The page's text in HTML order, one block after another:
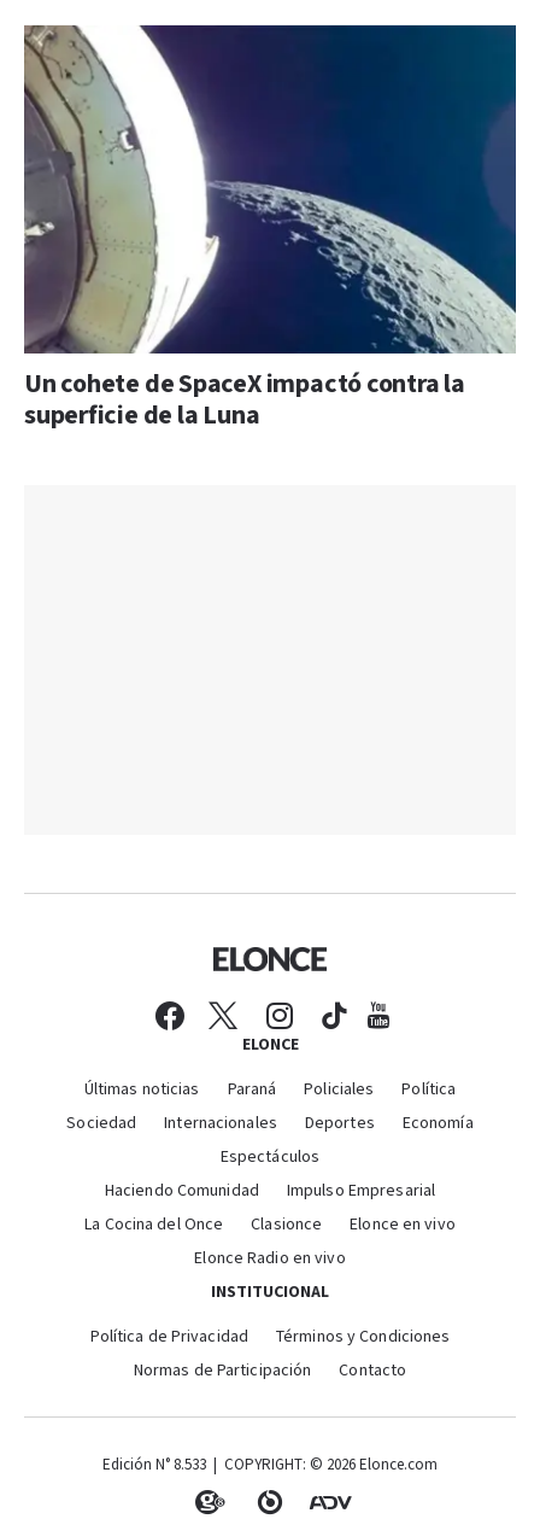
Un cohete de SpaceX impactó contra la
superficie de la Luna
ELONCE
Últimas noticias Paraná Policiales
Política
Sociedad
Internacionales Deportes
Economía
Espectáculos
Haciendo Comunidad
Impulso Empresarial
La Cocina del Once
Clasionce
Elonce en vivo
Elonce Radio en vivo
INSTITUCIONAL
Política de Privacidad
Términos y Condiciones
Normas de Participación
Contacto
Edición N° 8.533 | COPYRIGHT: © 2026 Elonce.com